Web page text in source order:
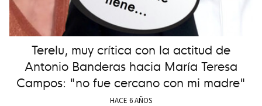
Terelu, muy crítica con la actitud de
Antonio Banderas hacia María Teresa
Campos: "no fue cercano con mi madre"
HACE 6 AÑOS